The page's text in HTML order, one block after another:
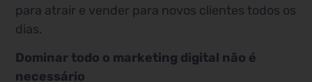
para atrair e vender para novos clientes todos os
dias.
Dominar todo o marketing digital não é
necessário